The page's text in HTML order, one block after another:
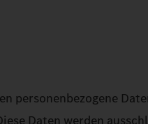
personenbezogene
Daten werden